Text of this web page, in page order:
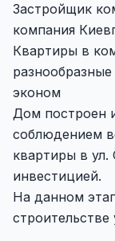
Застройщик
компания
Квартиры в
эконом
Дом построен
соблюдением
квартиры в
инвестицией.
На данном